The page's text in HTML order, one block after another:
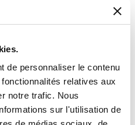
de personnaliser le contenu
relatives aux
notre trafic. Nous
sur l'utilisation de
des équipements et des
consentement préalable
se soient clairement
dispositions de la Loi du 6